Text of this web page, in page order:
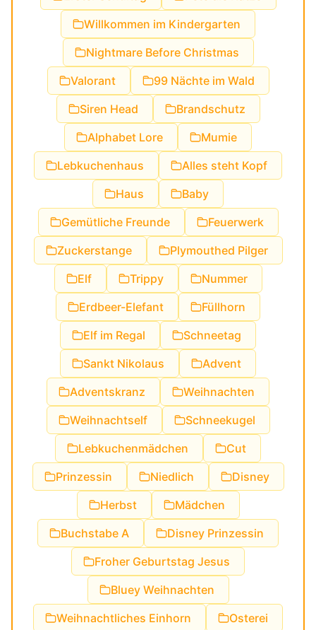
Willkommen im Kindergarten
Nightmare Before Christmas
Valorant
99 Nächte im Wald
Siren Head
Brandschutz
Alphabet Lore
Mumie
Lebkuchenhaus
Alles steht Kopf
Haus
Baby
Gemütliche Freunde
Feuerwerk
Zuckerstange
Plymouthed Pilger
Elf
Trippy
Nummer
Erdbeer-Elefant
Füllhorn
Elf im Regal
Schneetag
Sankt Nikolaus
Advent
Adventskranz
Weihnachten
Weihnachtself
Schneekugel
Lebkuchenmädchen
Cut
Prinzessin
Niedlich
Disney
Herbst
Mädchen
Buchstabe A
Disney Prinzessin
Froher Geburtstag Jesus
Bluey Weihnachten
Weihnachtliches Einhorn
Osterei